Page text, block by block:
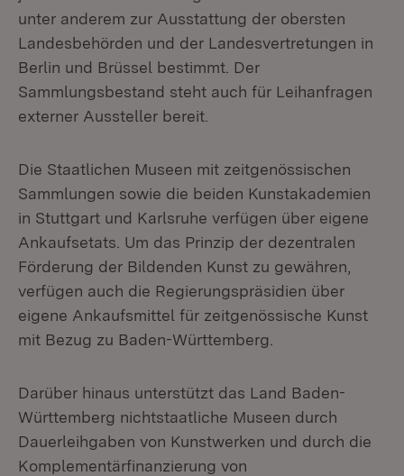
unter anderem zur Ausstattung der obersten
Landesbehörden und der Landesvertretungen in
Berlin und Brüssel bestimmt. Der
Sammlungsbestand steht auch für Leihanfragen
externer Aussteller bereit.
Die Staatlichen Museen mit zeitgenössischen
Sammlungen sowie die beiden Kunstakademien
in Stuttgart und Karlsruhe verfügen über eigene
Ankaufsetats. Um das Prinzip der dezentralen
Förderung der Bildenden Kunst zu gewähren,
verfügen auch die Regierungspräsidien über
eigene Ankaufsmittel für zeitgenössische Kunst
mit Bezug zu Baden-Württemberg.
Darüber hinaus unterstützt das Land Baden-
Württemberg nichtstaatliche Museen durch
Dauerleihgaben von Kunstwerken und durch die
Komplementärfinanzierung von